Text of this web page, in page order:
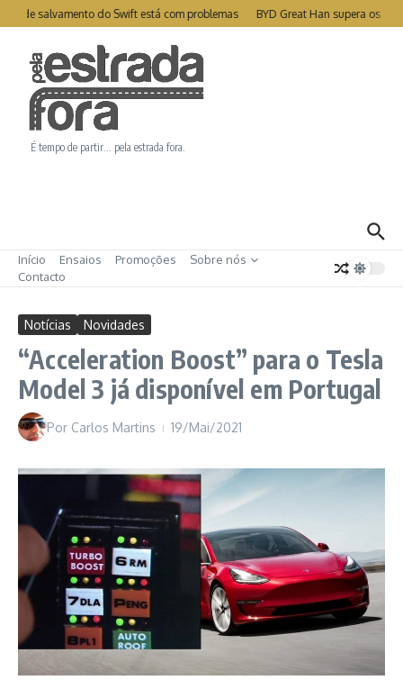
Ir para o conteúdo
de salvamento do Swift está com problemas BYD Great Han supera os
É tempo de partir… pela estrada fora.
Início Ensaios Promoções
Sobre nós
Contacto
Notícias Novidades
“Acceleration Boost” para o Tesla
Model 3 já disponível em Portugal
Por Carlos Martins 19/Mai/2021